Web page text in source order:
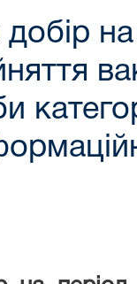
на